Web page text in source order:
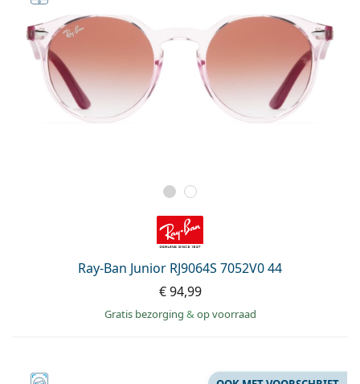
Ray-Ban Junior RJ9064S 7052V0 44
€ 94,99
Gratis bezorging & op voorraad